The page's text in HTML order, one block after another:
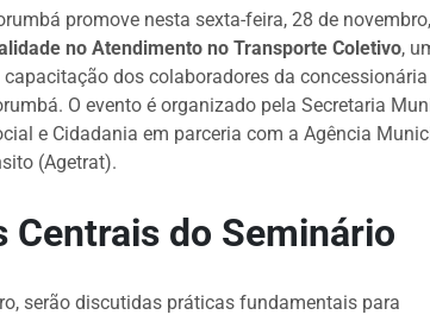
p
y
Li
n
k
promove nesta sexta-feira, 28 de
no Atendimento no Transporte Coletivo,
dos colaboradores da concessionária
O evento é organizado pela Secretaria
e Cidadania em parceria com a Agência
(Agetrat).
Centrais do Seminário
serão discutidas práticas fundamentais para